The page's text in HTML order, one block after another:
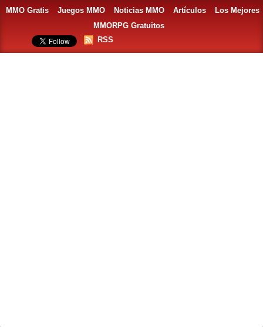
MMO Gratis Juegos MMO Noticias MMO Artículos
Los Mejores
MMORPG Gratuitos
RSS